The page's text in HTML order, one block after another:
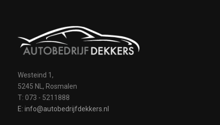
Westeind 1,
5245 NL, Rosmalen
T: 073 - 5211888
E: info@autobedrijfdekkers.nl